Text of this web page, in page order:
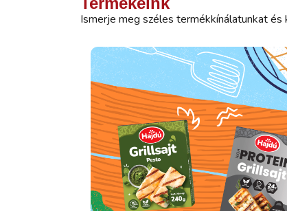
Ismerje meg széles termékkínálatunkat